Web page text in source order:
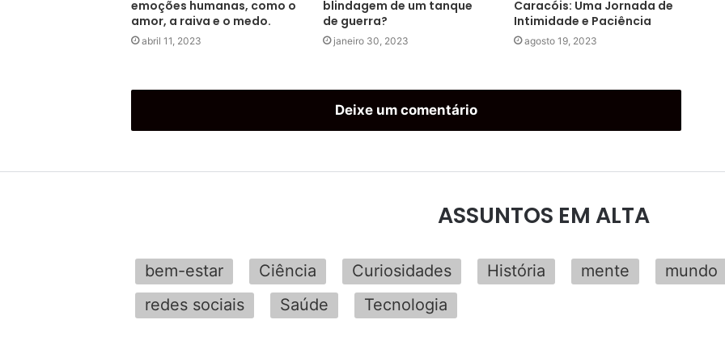
emoções humanas, como o
amor, a raiva e o medo.
abril 11, 2023
blindagem de um tanque
de guerra?
janeiro 30, 2023
Caracóis: Uma Jornada de
Intimidade e Paciência
agosto 19, 2023
Deixe um comentário
ASSUNTOS EM ALTA
bem-estar Ciência Curiosidades História mente mundo
redes sociais
Saúde Tecnologia